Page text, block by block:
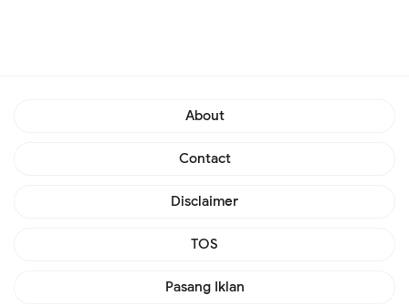
About
Contact
Disclaimer
TOS
Pasang Iklan